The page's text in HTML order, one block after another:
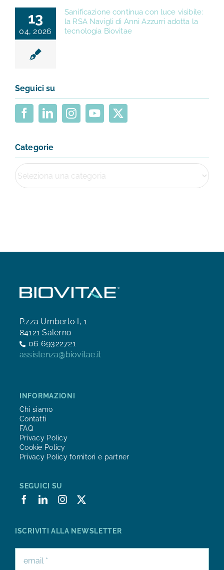
13
04, 2026
Sanificazione continua con luce visibile:
la RSA Navigli di Anni Azzurri adotta la
tecnologia Biovitae
Seguici su
Categorie
P.zza Umberto I, 1
84121 Salerno
06 69322721
assistenza@biovitae.it
INFORMAZIONI
Chi siamo
Contatti
FAQ
Privacy Policy
Cookie Policy
Privacy Policy fornitori e partner
SEGUICI SU
ISCRIVITI ALLA NEWSLETTER